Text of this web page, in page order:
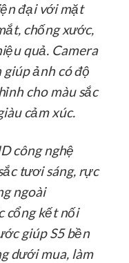
đại với mặt
chống xước,
quả. Camera
ảnh có độ
cho màu sắc
cảm xúc.
công nghệ
tươi sáng, rực
ngoài
cổng kết nối
giúp S5 bền
dưới mua, làm